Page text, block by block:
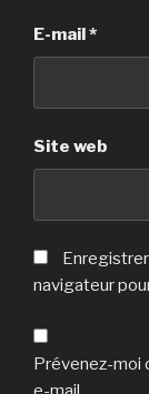
E-mail*
Site web
navigateur
Prévenez-moi